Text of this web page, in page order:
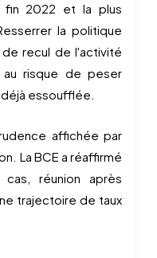
fin 2022 et la plus
la politique
recul de l'activité
risque de peser
essoufflée.
affichée par
La BCE a réaffirmé
réunion après
trajectoire de taux